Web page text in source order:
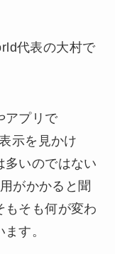
代表の大村で
アプリで
示を見かけ
多いのではない
がかかると聞
もそも何が変わ
す。